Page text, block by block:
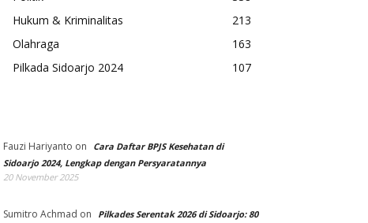
Hukum & Kriminalitas
213
Olahraga
163
Pilkada Sidoarjo 2024
107
Fauzi Hariyanto on
Cara Daftar BPJS Kesehatan di
Sidoarjo 2024, Lengkap dengan Persyaratannya
20 November 2025
Sumitro Achmad on
Pilkades Serentak 2026 di Sidoarjo: 80